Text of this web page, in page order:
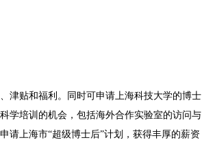
津贴和福利。同时可申请上海科技大学的博士
学培训的机会，包括海外合作实验室的访问与
请上海市“超级博士后”计划，获得丰厚的薪资